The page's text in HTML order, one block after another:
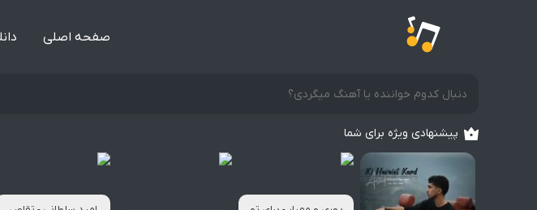
صفحه اصلی
پیشنهادی ویژه برای شما